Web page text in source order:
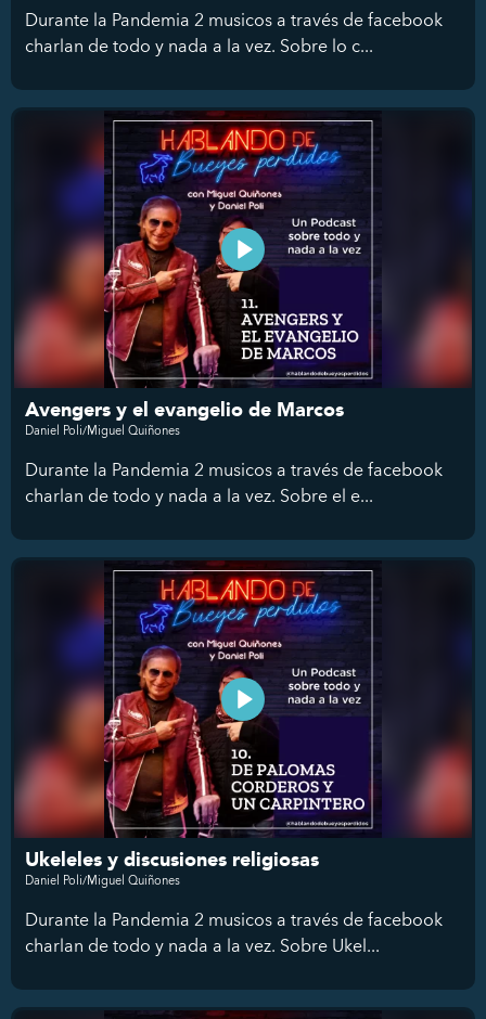
Durante la Pandemia 2 musicos a través de facebook
charlan de todo y nada a la vez. Sobre lo c...
Avengers y el evangelio de Marcos
Daniel Poli/Miguel Quiñones
Durante la Pandemia 2 musicos a través de facebook
charlan de todo y nada a la vez. Sobre el e...
Ukeleles y discusiones religiosas
Daniel Poli/Miguel Quiñones
Durante la Pandemia 2 musicos a través de facebook
charlan de todo y nada a la vez. Sobre Ukel...